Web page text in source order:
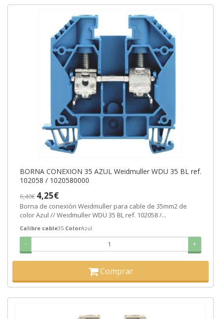
BORNA CONEXION 35 AZUL Weidmuller WDU 35 BL ref.
102058 / 1020580000
6,40€ 4,25€
Borna de conexión Weidmuller para cable de 35mm2 de
color Azul // Weidmuller WDU 35 BL ref. 102058 /...
Calibre cable35 ColorAzul
- +
Comprar